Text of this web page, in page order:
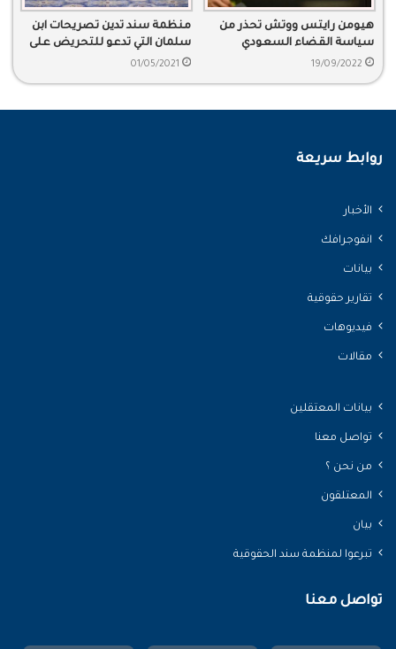
هيومن رايتس ووتش تحذر من
سياسة القضاء السعودي
19/09/2022
منظمة سند تدين تصريحات ابن
سلمان التي تدعو للتحريض على
العنف وتبرر استخدامه!
01/05/2021
روابط سريعة
الأخبار
انفوجرافك
بيانات
تقارير حقوقية
فيديوهات
مقالات
بيانات المعتقلين
تواصل معنا
من نحن ؟
المعتلقون
بيان
تبرعوا لمنظمة سند الحقوقية
تواصل معنا